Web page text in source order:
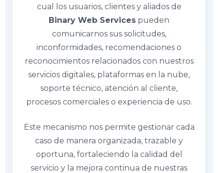
cual los usuarios, clientes y aliados de
Binary Web Services pueden
comunicarnos sus solicitudes,
inconformidades, recomendaciones o
reconocimientos relacionados con nuestros
servicios digitales, plataformas en la nube,
soporte técnico, atención al cliente,
procesos comerciales o experiencia de uso.
Este mecanismo nos permite gestionar cada
caso de manera organizada, trazable y
oportuna, fortaleciendo la calidad del
servicio y la mejora continua de nuestras